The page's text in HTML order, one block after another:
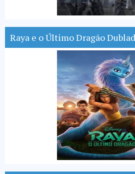
Raya e o Último Dragão